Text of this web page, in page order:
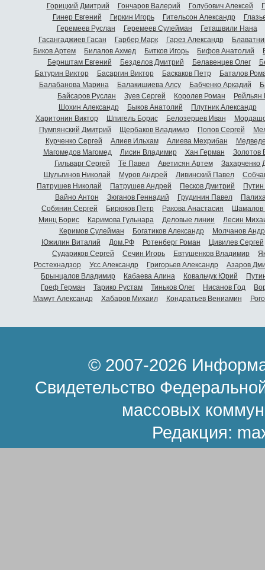
Горицкий Дмитрий
Гончаров Валерий Голубович Алексей
Гинер Евгений
Гиркин Игорь Гительсон Александр
Геремеев Руслан
Геремеев Сулейман
Геташвили Нана
Гасангаджиев Гасан
Гарбер Марк Гарез Александр
Биков Артем
Билалов Ахмед Битков Игорь Бифов Анатолий
Бернштам Евгений
Безделов Дмитрий Белавенцев Олег
Батурин Виктор
Басаргин Виктор Баскаков Петр
Баталов
Балабанова Марина
Балакишиева Алсу Бабченко Аркадий
Байсаров Руслан
Зуев Сергей Королев Роман
Шохин Александр
Быков Анатолий Плутник Александр
Харитонин Виктор
Шпигель Борис Белозерцев Иван
Пумпянский Дмитрий
Щербаков Владимир Попов Сергей
Курченко Сергей
Алиев Ильхам Алиева Мехрибан
Магомедов Магомед
Лисин Владимир Хан Герман
Золотов
Гильварг Сергей
Тё Павел Аветисян Артем
Захарченко
Шульгинов Николай
Муров Андрей Ливинский Павел
Патрушев Николай
Патрушев Андрей Песков Дмитрий
Вайно Антон
Зюганов Геннадий Грудинин Павел
Собянин Сергей
Бирюков Петр Ракова Анастасия
Шамалов
Минц Борис
Каримова Гульнара Деловые линии
Лесин
Керимов Сулейман
Богатиков Александр
Молчанов
Южилин Виталий
Дом.РФ Ротенберг Роман
Цивилев Сергей
Судариков Сергей
Сечин Игорь Евтушенков Владимир
Ростехнадзор
Усс Александр Григорьев Александр
Азаров
Брынцалов Владимир
Кабаева Алина Ковальчук Юрий
Греф Герман
Тарико Рустам Тиньков Олег Нисанов Год
Мамут Александр
Хабаров Михаил Кондратьев Вениамин
© 2007-2026
Свидетельство
массовых
Редакция: